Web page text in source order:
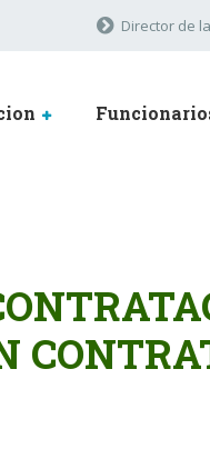
Director de la